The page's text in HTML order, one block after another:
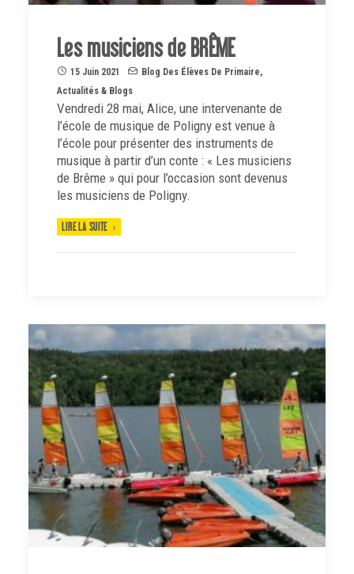
Les musiciens de BRÊME
15 Juin 2021 Blog Des Élèves De Primaire,
Actualités & Blogs
Vendredi 28 mai, Alice, une intervenante de
l’école de musique de Poligny est venue à
l’école pour présenter des instruments de
musique à partir d’un conte : « Les musiciens
de Brême » qui pour l’occasion sont devenus
les musiciens de Poligny.
LIRE LA SUITE